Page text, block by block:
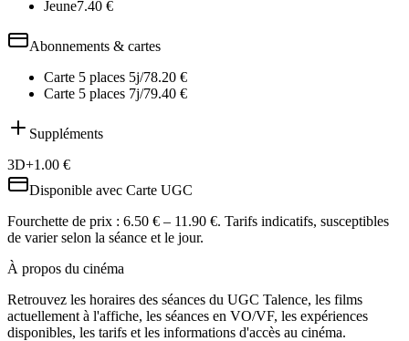
Jeune7.40 €
Abonnements & cartes
Carte 5 places 5j/78.20 €
Carte 5 places 7j/79.40 €
Suppléments
3D+1.00 €
Disponible avec Carte UGC
Fourchette de prix : 6.50 € – 11.90 €. Tarifs indicatifs, susceptibles
de varier selon la séance et le jour.
À propos du cinéma
Retrouvez les horaires des séances du UGC Talence, les films
actuellement à l'affiche, les séances en VO/VF, les expériences
disponibles, les tarifs et les informations d'accès au cinéma.